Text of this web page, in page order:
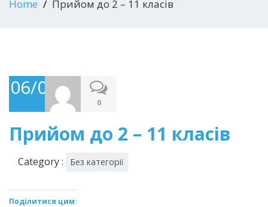
Home Прийом до 2 – 11 класів
06/06/2018
0
Прийом до 2 – 11 класів
Category : Без категорії
Поділитися цим: